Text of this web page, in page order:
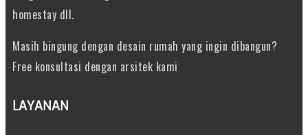
homestay dll.
Masih bingung dengan desain rumah yang ingin dibangun?
Free konsultasi dengan arsitek kami
LAYANAN